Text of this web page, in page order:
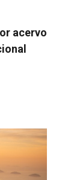
acervo